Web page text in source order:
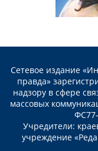
Сетевое издание
правда»
надзору в сфере
массовых
Учредители:
учреждение